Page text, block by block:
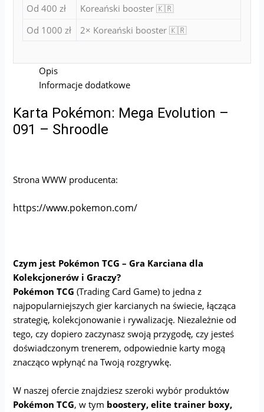
Od 400 zł
Koreański booster 🇰🇷
Od 1000 zł
2× Koreański booster 🇰🇷
Opis
Informacje dodatkowe
Karta Pokémon: Mega Evolution –
091 – Shroodle
Strona WWW producenta:
https://www.pokemon.com/
Czym jest Pokémon TCG – Gra Karciana dla
Kolekcjonerów i Graczy?
Pokémon TCG (Trading Card Game) to jedna z
najpopularniejszych gier karcianych na świecie, łącząca
strategię, kolekcjonowanie i rywalizację. Niezależnie od
tego, czy dopiero zaczynasz swoją przygodę, czy jesteś
doświadczonym trenerem, odpowiednie karty mogą
znacząco wpłynąć na Twoją rozgrywkę.
W naszej ofercie znajdziesz szeroki wybór produktów
Pokémon TCG, w tym boostery, elite trainer boxy,